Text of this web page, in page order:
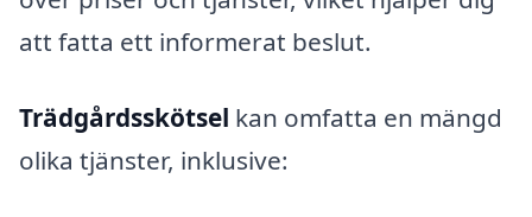
att fatta ett informerat beslut.
Trädgårdsskötsel kan omfatta en mängd
olika tjänster, inklusive: